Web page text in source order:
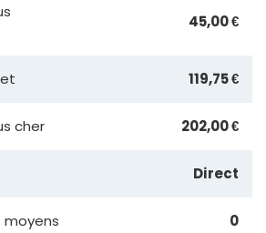
45,00 €
119,75 €
cher 202,00 €
Direct
moyens 0